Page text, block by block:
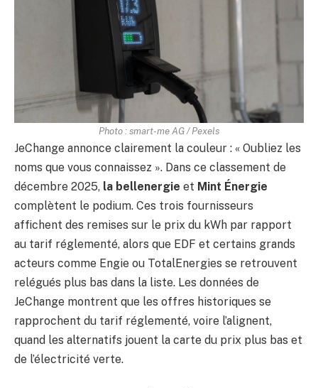
Photo : smart-me AG / Pexels
JeChange annonce clairement la couleur : « Oubliez les
noms que vous connaissez ». Dans ce classement de
décembre 2025, la bellenergie et Mint Énergie
complètent le podium. Ces trois fournisseurs
affichent des remises sur le prix du kWh par rapport
au tarif réglementé, alors que EDF et certains grands
acteurs comme Engie ou TotalEnergies se retrouvent
relégués plus bas dans la liste. Les données de
JeChange montrent que les offres historiques se
rapprochent du tarif réglementé, voire l’alignent,
quand les alternatifs jouent la carte du prix plus bas et
de l’électricité verte.